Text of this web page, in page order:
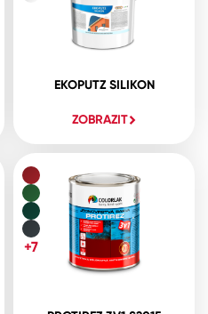
EKOPUTZ SILIKON
ZOBRAZIT
+7